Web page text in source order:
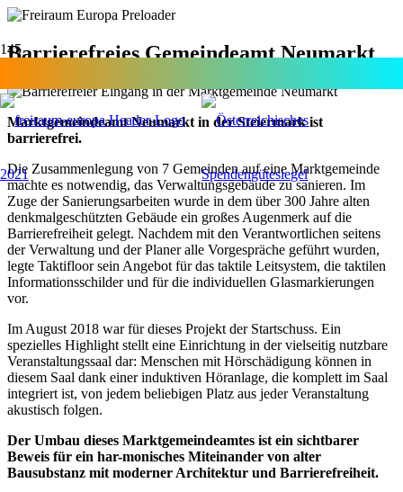
Barrierefreies Gemeindeamt Neumarkt
Marktgemeindeamt Neumarkt in der Steiermark ist
barrierefrei.
Die Zusammenlegung von 7 Gemeinden auf eine Marktgemeinde
machte es notwendig, das Verwaltungsgebäude zu sanieren. Im
Zuge der Sanierungsarbeiten wurde in dem über 300 Jahre alten
denkmalgeschützten Gebäude ein großes Augenmerk auf die
Barrierefreiheit gelegt. Nachdem mit den Verantwortlichen seitens
der Verwaltung und der Planer alle Vorgespräche geführt wurden,
legte Taktifloor sein Angebot für das taktile Leitsystem, die taktilen
Informationsschilder und für die individuellen Glasmarkierungen
vor.
Im August 2018 war für dieses Projekt der Startschuss. Ein
spezielles Highlight stellt eine Einrichtung in der vielseitig nutzbare
Veranstaltungssaal dar: Menschen mit Hörschädigung können in
diesem Saal dank einer induktiven Höranlage, die komplett im Saal
integriert ist, von jedem beliebigen Platz aus jeder Veranstaltung
akustisch folgen.
Der Umbau dieses Marktgemeindeamtes ist ein sichtbarer
Beweis für ein har-monisches Miteinander von alter
Bausubstanz mit moderner Architektur und Barrierefreiheit.